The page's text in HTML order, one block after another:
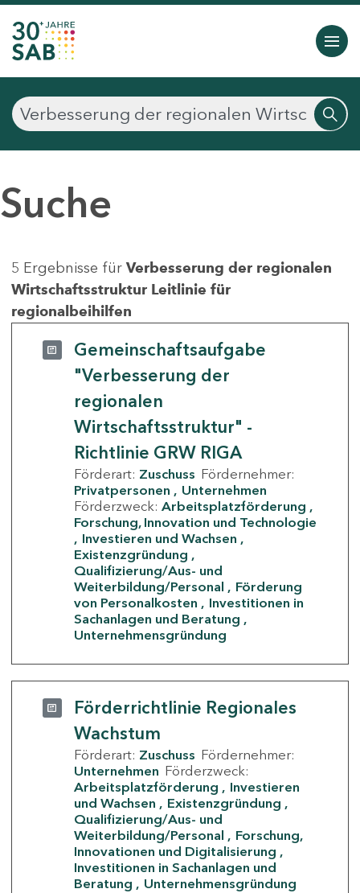
Suche
5 Ergebnisse für Verbesserung der regionalen
Wirtschaftsstruktur Leitlinie für
regionalbeihilfen
Gemeinschaftsaufgabe
"Verbesserung der
regionalen
Wirtschaftsstruktur" -
Richtlinie GRW RIGA
Förderart: Zuschuss Fördernehmer:
Privatpersonen
Unternehmen
Förderzweck: Arbeitsplatzförderung
Forschung, Innovation und Technologie
Investieren und Wachsen
Existenzgründung
Qualifizierung/Aus- und
Weiterbildung/Personal
Förderung
von Personalkosten
Investitionen in
Sachanlagen und Beratung
Unternehmensgründung
Förderrichtlinie Regionales
Wachstum
Förderart: Zuschuss Fördernehmer:
Unternehmen Förderzweck:
Arbeitsplatzförderung
Investieren
und Wachsen
Existenzgründung
Qualifizierung/Aus- und
Weiterbildung/Personal
Forschung,
Innovationen und Digitalisierung
Investitionen in Sachanlagen und
Beratung
Unternehmensgründung